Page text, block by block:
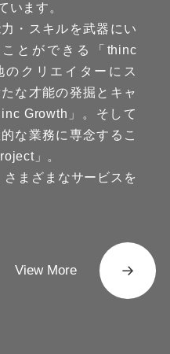
います。
・スキルを武器にい
とができる「thinc
のクリエイターにス
な才能の発掘とキャ
Growth」。そして
な業務に専念するこ
」。
まざまなサービスを
View More